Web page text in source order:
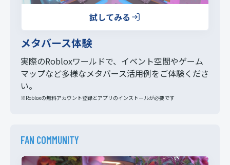
試してみる
メタバース体験
実際のRobloxワールドで、イベント空間やゲーム
マップなど多様なメタバース活用例をご体験くださ
い。
※Robloxの無料アカウント登録とアプリのインストールが必要です
FAN COMMUNITY